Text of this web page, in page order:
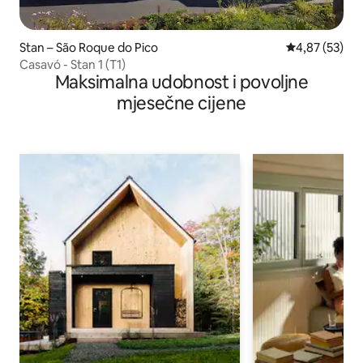
Stan – São Roque do Pico Prosječna
4,87 (53)
Casavó - Stan 1 (T1)
Maksimalna udobnost i povoljne
mjesečne cijene